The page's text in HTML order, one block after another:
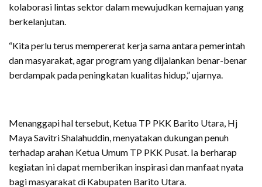
kolaborasi lintas sektor dalam mewujudkan kemajuan yang
berkelanjutan.
“Kita perlu terus mempererat kerja sama antara pemerintah
dan masyarakat, agar program yang dijalankan benar-benar
berdampak pada peningkatan kualitas hidup,” ujarnya.
Menanggapi hal tersebut, Ketua TP PKK Barito Utara, Hj
Maya Savitri Shalahuddin, menyatakan dukungan penuh
terhadap arahan Ketua Umum TP PKK Pusat. Ia berharap
kegiatan ini dapat memberikan inspirasi dan manfaat nyata
bagi masyarakat di Kabupaten Barito Utara.